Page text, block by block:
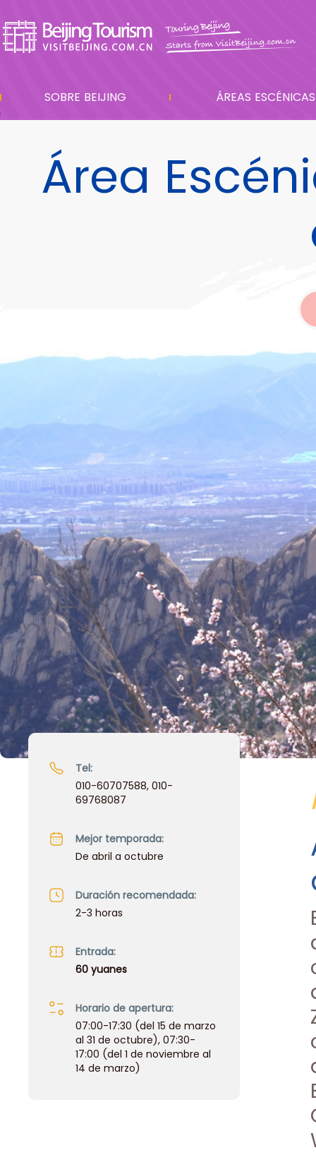
SOBRE BEIJING ÁREAS ESCÉNICAS
Área
Tel:
010-60707588, 010-
69768087
Mejor temporada:
De abril a octubre
Duración recomendada:
2-3 horas
Entrada:
60 yuanes
Horario de apertura:
07:00-17:30 (del 15 de marzo
al 31 de octubre), 07:30-
17:00 (del 1 de noviembre al
14 de marzo)